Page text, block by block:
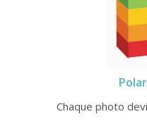
Chaque photo